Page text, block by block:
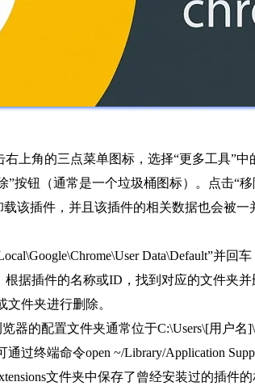
上角的三点菜单图标，选择“更多工具”
按钮（通常是一个垃圾桶图标）。点击“
该插件，并且该插件的相关数据也会被
Data\Default”并
据插件的名称或ID，找到对应的文件夹并
文件夹进行删除。
的配置文件夹通常位于C:\Users\[用户名
过终端命令open ~/Library/Application
文件夹中保存了曾经安装过的插件